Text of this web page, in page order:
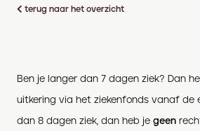
terug naar het overzicht
Ben je langer dan 7 dagen ziek? Dan
uitkering via het ziekenfonds vanaf de
dan 8 dagen ziek, dan heb je geen